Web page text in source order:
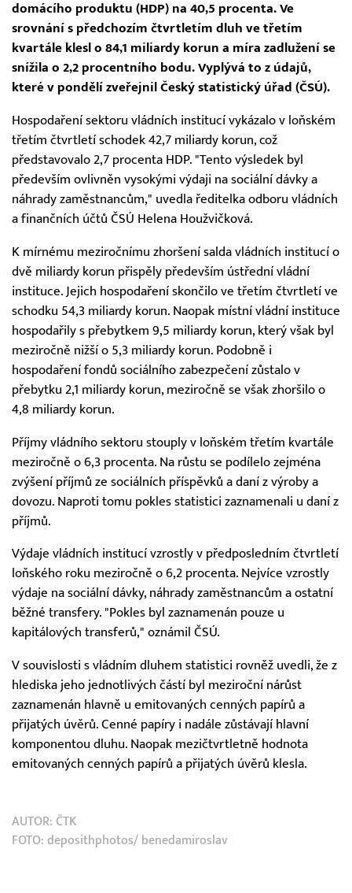
domácího produktu (HDP) na 40,5 procenta. Ve
srovnání s předchozím čtvrtletím dluh ve třetím
kvartále klesl o 84,1 miliardy korun a míra zadlužení se
snížila o 2,2 procentního bodu. Vyplývá to z údajů,
které v pondělí zveřejnil Český statistický úřad (ČSÚ).
Hospodaření sektoru vládních institucí vykázalo v loňském
třetím čtvrtletí schodek 42,7 miliardy korun, což
představovalo 2,7 procenta HDP. "Tento výsledek byl
především ovlivněn vysokými výdaji na sociální dávky a
náhrady zaměstnancům," uvedla ředitelka odboru vládních
a finančních účtů ČSÚ Helena Houžvičková.
K mírnému meziročnímu zhoršení salda vládních institucí o
dvě miliardy korun přispěly především ústřední vládní
instituce. Jejich hospodaření skončilo ve třetím čtvrtletí ve
schodku 54,3 miliardy korun. Naopak místní vládní instituce
hospodařily s přebytkem 9,5 miliardy korun, který však byl
meziročně nižší o 5,3 miliardy korun. Podobně i
hospodaření fondů sociálního zabezpečení zůstalo v
přebytku 2,1 miliardy korun, meziročně se však zhoršilo o
4,8 miliardy korun.
Příjmy vládního sektoru stouply v loňském třetím kvartále
meziročně o 6,3 procenta. Na růstu se podílelo zejména
zvýšení příjmů ze sociálních příspěvků a daní z výroby a
dovozu. Naproti tomu pokles statistici zaznamenali u daní z
příjmů.
Výdaje vládních institucí vzrostly v předposledním čtvrtletí
loňského roku meziročně o 6,2 procenta. Nejvíce vzrostly
výdaje na sociální dávky, náhrady zaměstnancům a ostatní
běžné transfery. "Pokles byl zaznamenán pouze u
kapitálových transferů," oznámil ČSÚ.
V souvislosti s vládním dluhem statistici rovněž uvedli, že z
hlediska jeho jednotlivých částí byl meziroční nárůst
zaznamenán hlavně u emitovaných cenných papírů a
přijatých úvěrů. Cenné papíry i nadále zůstávají hlavní
komponentou dluhu. Naopak mezičtvrtletně hodnota
emitovaných cenných papírů a přijatých úvěrů klesla.
AUTOR: ČTK
FOTO: deposithphotos/ benedamiroslav